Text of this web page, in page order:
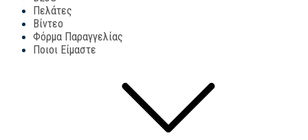
Πελάτες
Βίντεο
Φόρμα Παραγγελίας
Ποιοι Είμαστε